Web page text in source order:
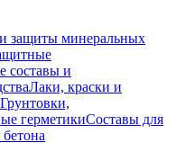
защиты минеральных
составы и
Лаки, краски и
Грунтовки,
герметикиСоставы для